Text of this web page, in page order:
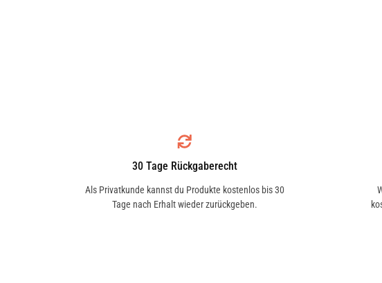
30 Tage Rückgaberecht
Als Privatkunde kannst du Produkte kostenlos bis 30
Tage nach Erhalt wieder zurückgeben.